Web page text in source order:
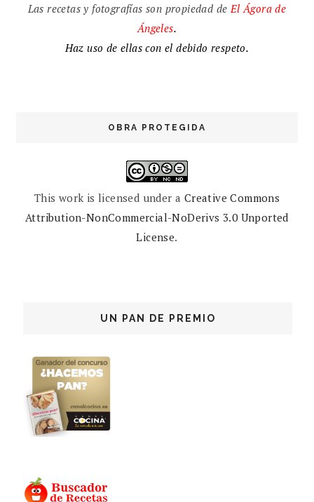
Las recetas y fotografías son propiedad de ElÁgora de
Ángeles.
Haz uso de ellas con el debido respeto.
OBRA PROTEGIDA
This work is licensed under a Creative Commons
Attribution-NonCommercial-NoDerivs 3.0 Unported
License.
UN PAN DE PREMIO